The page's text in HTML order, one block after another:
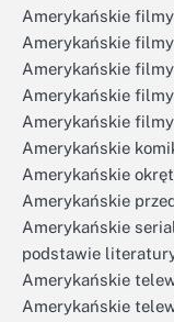
Amerykańskie
Amerykańskie
Amerykańskie
Amerykańskie
Amerykańskie
Amerykańskie
Amerykańskie
Amerykańskie
Amerykańskie
podstawie
Amerykańskie
Amerykańskie